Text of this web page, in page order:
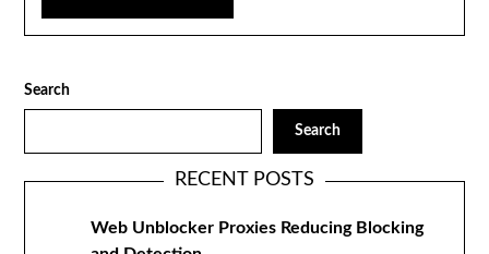
Search
Search
RECENT POSTS
Web Unblocker Proxies Reducing Blocking